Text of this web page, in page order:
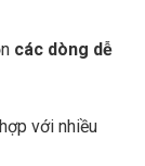
các dòng dễ
với nhiều